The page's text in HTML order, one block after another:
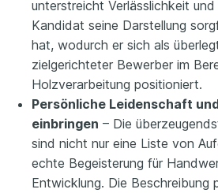
unterstreicht Verlässlichkeit
Kandidat seine Darstellung
hat, wodurch er sich als
zielgerichteter Bewerber im
Holzverarbeitung positioniert.
Persönliche Leidenschaft
einbringen – Die
sind nicht nur eine Liste von
echte Begeisterung für
Entwicklung. Die Beschreibung